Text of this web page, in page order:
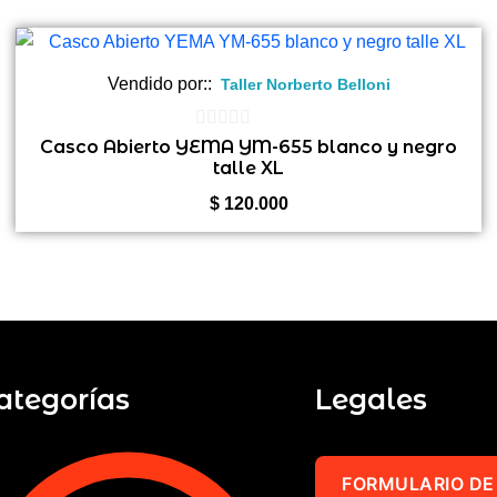
Vendido por:: Taller Norberto Belloni
0
Casco Abierto YEMA YM-655 blanco y negro
talle XL
$120.000
Legales
FORMULARIO